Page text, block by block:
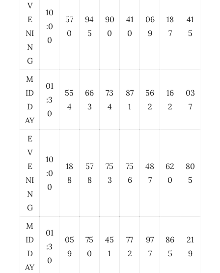
V
E
NI
N
G
10
:0
0
57
0
94
5
90
0
41
0
06
9
18
7
41
5
M
ID
D
AY
01
:3
0
55
4
66
3
73
4
87
1
56
2
16
2
03
7
E
V
E
NI
N
G
10
:0
0
18
8
57
8
75
3
75
6
48
7
62
0
80
5
M
ID
D
AY
01
:3
0
05
9
75
0
45
1
77
2
97
7
86
5
21
9